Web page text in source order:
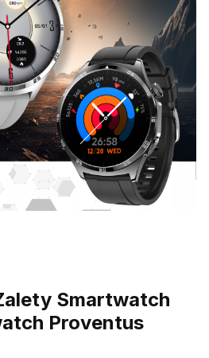
Smartwatch
Proventus